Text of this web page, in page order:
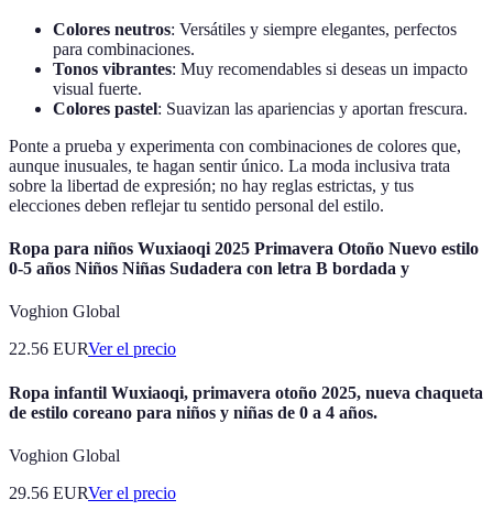
Colores neutros: Versátiles y siempre elegantes, perfectos
para combinaciones.
Tonos vibrantes: Muy recomendables si deseas un impacto
visual fuerte.
Colores pastel: Suavizan las apariencias y aportan frescura.
Ponte a prueba y experimenta con combinaciones de colores que,
aunque inusuales, te hagan sentir único. La moda inclusiva trata
sobre la libertad de expresión; no hay reglas estrictas, y tus
elecciones deben reflejar tu sentido personal del estilo.
Ropa para niños Wuxiaoqi 2025 Primavera Otoño Nuevo estilo
0-5 años Niños Niñas Sudadera con letra B bordada y
Voghion Global
22.56 EURVer el precio
Ropa infantil Wuxiaoqi, primavera otoño 2025, nueva chaqueta
de estilo coreano para niños y niñas de 0 a 4 años.
Voghion Global
29.56 EURVer el precio